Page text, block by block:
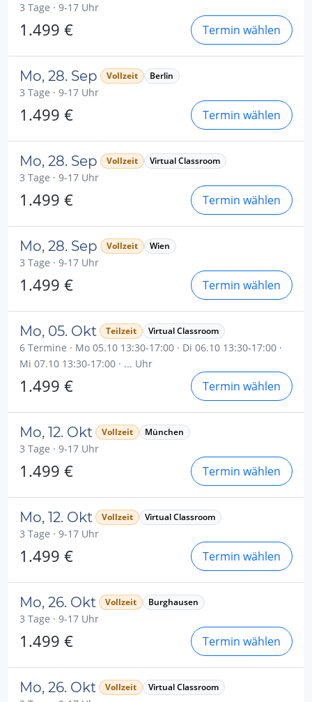
3 Tage · 9-17 Uhr
1.499 € Termin wählen
Mo, 28. Sep Vollzeit Berlin
3 Tage · 9-17 Uhr
1.499 € Termin wählen
Mo, 28. Sep Vollzeit Virtual Classroom
3 Tage · 9-17 Uhr
1.499 € Termin wählen
Mo, 28. Sep Vollzeit Wien
3 Tage · 9-17 Uhr
1.499 € Termin wählen
Mo, 05. Okt Teilzeit Virtual Classroom
6 Termine · Mo 05.10 13:30-17:00 · Di 06.10 13:30-17:00 ·
Mi 07.10 13:30-17:00 · ... Uhr
1.499 € Termin wählen
Mo, 12. Okt Vollzeit München
3 Tage · 9-17 Uhr
1.499 € Termin wählen
Mo, 12. Okt Vollzeit Virtual Classroom
3 Tage · 9-17 Uhr
1.499 € Termin wählen
Mo, 26. Okt Vollzeit Burghausen
3 Tage · 9-17 Uhr
1.499 € Termin wählen
Mo, 26. Okt Vollzeit Virtual Classroom